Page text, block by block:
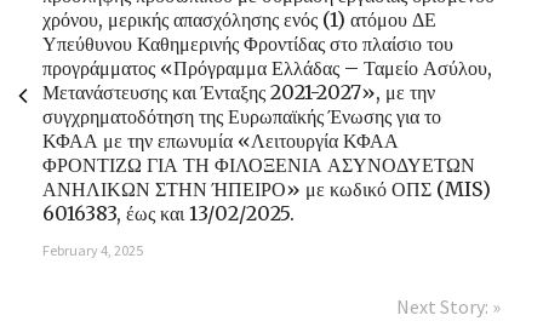
χρόνου, μερικής απασχόλησης ενός (1) ατόμου ΔΕ
Υπεύθυνου Καθημερινής Φροντίδας στο πλαίσιο του
προγράμματος «Πρόγραμμα Ελλάδας – Ταμείο Ασύλου,
Μετανάστευσης και Ένταξης 2021-2027», με την
συγχρηματοδότηση της Ευρωπαϊκής Ένωσης για το
ΚΦΑΑ με την επωνυμία «Λειτουργία ΚΦΑΑ
ΦΡΟΝΤΙΖΩ ΓΙΑ ΤΗ ΦΙΛΟΞΕΝΙΑ ΑΣΥΝΟΔΥΕΤΩΝ
ΑΝΗΛΙΚΩΝ ΣΤΗΝ ΉΠΕΙΡΟ» με κωδικό ΟΠΣ (MIS)
6016383, έως και 13/02/2025.
February 4, 2025
Next Story: »